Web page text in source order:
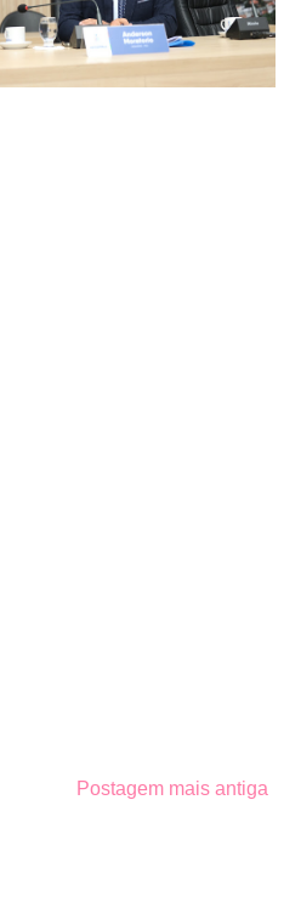
Postagem mais antiga